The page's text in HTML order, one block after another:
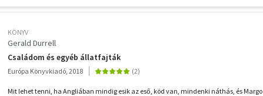
KÖNYV
Gerald Durrell
Családom és egyéb állatfajták
Európa Könyvkiadó, 2018
Mit lehet tenni, ha Angliában mindig esik az eső, köd van, mindenki náthás, és Margo